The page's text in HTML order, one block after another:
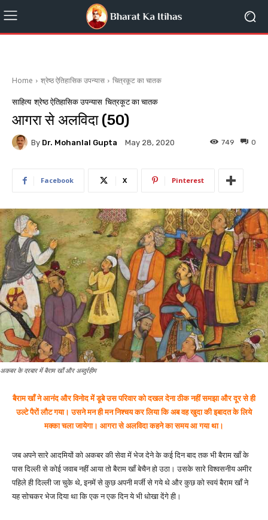
Home श्रेष्ठ ऐतिहासिक उपन्यास चित्रकूट का चातक
साहित्य श्रेष्ठ ऐतिहासिक उपन्यास चित्रकूट का चातक
आगरा से अलविदा (50)
By Dr. Mohanlal Gupta May 28, 2020 0
749
Facebook X Pinterest
अकबर के दरबार में बैराम खाँ और अब्दुर्रहीम
बैराम खाँ ने आनंद और विनोद में डूबे उस परिवार को दखल देना ठीक नहीं समझा और दूर से ही
उल्टे पैरों लौट गया। उसने मन ही मन निश्चय कर लिया कि अब वह खुदा की इबादत के लिये
मक्का चला जायेगा। आगरा से अलविदा कहने का समय आ गया था।
जब अपने सारे आदमियों को अकबर की सेवा में भेज देने के कई दिन बाद तक भी बैराम खाँ के
पास दिल्ली से कोई जवाब नहीं आया तो बैराम खाँ बेचैन हो उठा। उसके सारे विश्वसनीय अमीर
पहिले ही दिल्ली जा चुके थे, इनमें से कुछ अपनी मर्जी से गये थे और कुछ को स्वयं बैराम खाँ ने
यह सोचकर भेज दिया था कि एक न एक दिन ये भी धोखा देंगे ही।